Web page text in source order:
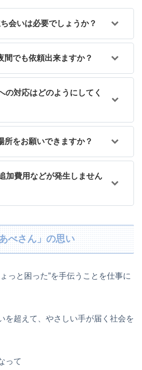
会いは必要でしょうか？
間でも依頼出来ますか？
の対応はどのようにしてく
所をお願いできますか？
加費用などが発生しません
べさん」の思い
っと困った”を手伝うことを仕事に
を超えて、やさしい手が届く社会を
って